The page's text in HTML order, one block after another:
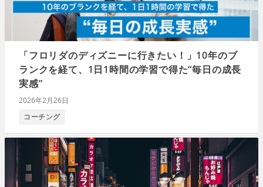
「フロリダのディズニーに行きたい！」10年のブ
ランクを経て、1日1時間の学習で得た“毎日の成長
実感”
2026年2月26日
コーチング